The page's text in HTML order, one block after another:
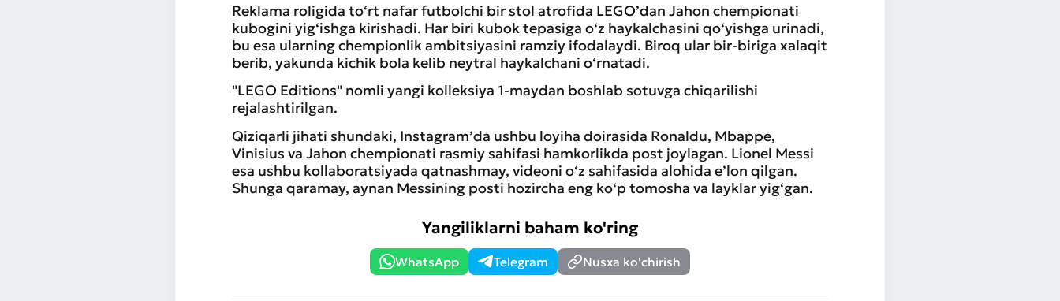
Reklama roligida to‘rt nafar futbolchi bir stol atrofida LEGO’dan Jahon chempionati
kubogini yig‘ishga kirishadi. Har biri kubok tepasiga o‘z haykalchasini qo‘yishga urinadi,
bu esa ularning chempionlik ambitsiyasini ramziy ifodalaydi. Biroq ular bir-biriga xalaqit
berib, yakunda kichik bola kelib neytral haykalchani o‘rnatadi.
"LEGO Editions" nomli yangi kolleksiya 1-maydan boshlab sotuvga chiqarilishi
rejalashtirilgan.
Qiziqarli jihati shundaki, Instagram’da ushbu loyiha doirasida Ronaldu, Mbappe,
Vinisius va Jahon chempionati rasmiy sahifasi hamkorlikda post joylagan. Lionel Messi
esa ushbu kollaboratsiyada qatnashmay, videoni o‘z sahifasida alohida e’lon qilgan.
Shunga qaramay, aynan Messining posti hozircha eng ko‘p tomosha va layklar yig‘gan.
Yangiliklarni baham ko'ring
WhatsApp Telegram Nusxa ko'chirish